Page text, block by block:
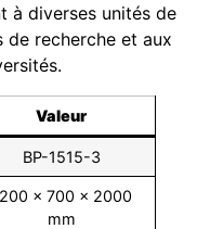
à diverses unités de
de recherche et aux
Valeur
BP-1515-3
× 700 × 2000
mm